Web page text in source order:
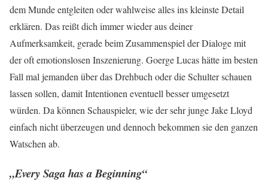
dem Munde entgleiten oder wahlweise alles ins kleinste Detail
erklären. Das reißt dich immer wieder aus deiner
Aufmerksamkeit, gerade beim Zusammenspiel der Dialoge mit
der oft emotionslosen Inszenierung. Goerge Lucas hätte im besten
Fall mal jemanden über das Drehbuch oder die Schulter schauen
lassen sollen, damit Intentionen eventuell besser umgesetzt
würden. Da können Schauspieler, wie der sehr junge Jake Lloyd
einfach nicht überzeugen und dennoch bekommen sie den ganzen
Watschen ab.
„Every Saga has a Beginning“